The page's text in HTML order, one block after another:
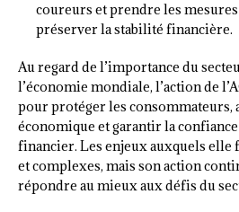
coureurs et prendre les
préserver la stabilité financière.
Au regard de l’importance du
l’économie mondiale, l’action de
pour protéger les consommateurs,
économique et garantir la
financier. Les enjeux auxquels elle
et complexes, mais son action
répondre au mieux aux défis du